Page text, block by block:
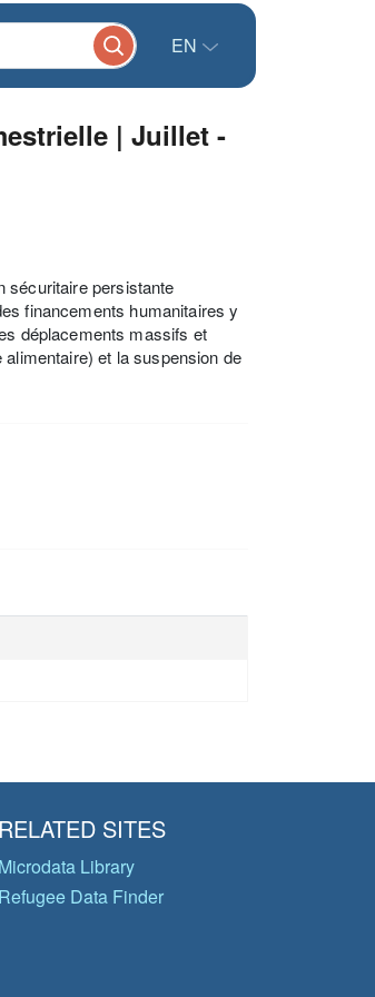
EN
| Juillet -
sécuritaire persistante
financements humanitaires y
déplacements massifs et
et la suspension de
RELATED SITES
Microdata Library
Refugee Data Finder